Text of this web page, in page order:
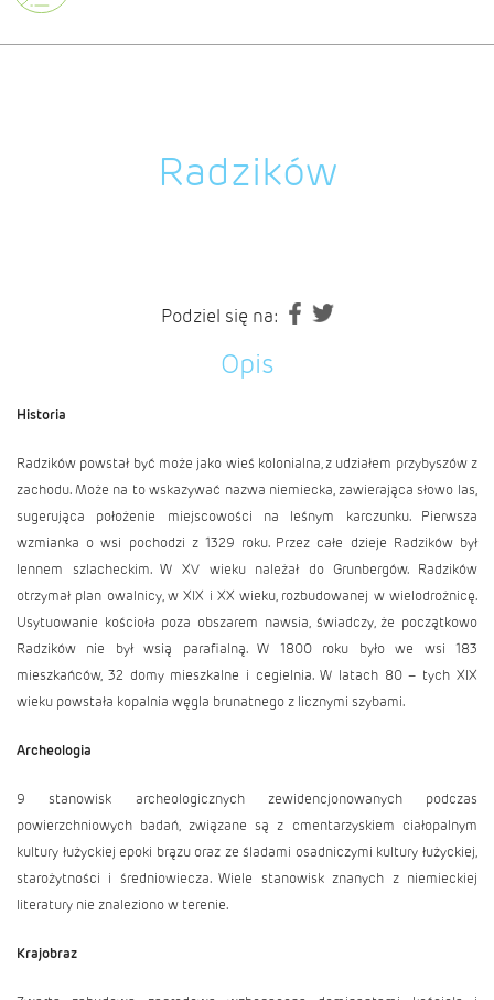
Radzików
Podziel się na:
Opis
Historia
Radzików powstał być może jako wieś kolonialna, z udziałem przybyszów z
zachodu. Może na to wskazywać nazwa niemiecka, zawierająca słowo las,
sugerująca położenie miejscowości na leśnym karczunku. Pierwsza
wzmianka o wsi pochodzi z 1329 roku. Przez całe dzieje Radzików był
lennem szlacheckim. W XV wieku należał do Grunbergów. Radzików
otrzymał plan owalnicy, w XIX i XX wieku, rozbudowanej w wielodrożnicę.
Usytuowanie kościoła poza obszarem nawsia, świadczy, że początkowo
Radzików nie był wsią parafialną. W 1800 roku było we wsi 183
mieszkańców, 32 domy mieszkalne i cegielnia. W latach 80 – tych XIX
wieku powstała kopalnia węgla brunatnego z licznymi szybami.
Archeologia
9 stanowisk archeologicznych zewidencjonowanych podczas
powierzchniowych badań, związane są z cmentarzyskiem ciałopalnym
kultury łużyckiej epoki brązu oraz ze śladami osadniczymi kultury łużyckiej,
starożytności i średniowiecza. Wiele stanowisk znanych z niemieckiej
literatury nie znaleziono w terenie.
Krajobraz